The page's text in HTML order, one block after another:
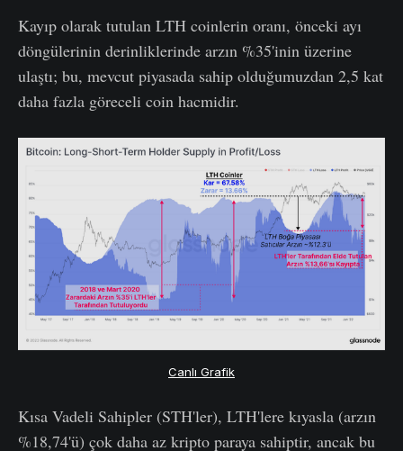
Kayıp olarak tutulan LTH coinlerin oranı, önceki ayı
döngülerinin derinliklerinde arzın %35'inin üzerine
ulaştı; bu, mevcut piyasada sahip olduğumuzdan 2,5 kat
daha fazla göreceli coin hacmidir.
Canlı Grafik
Kısa Vadeli Sahipler (STH'ler), LTH'lere kıyasla (arzın
%18,74'ü) çok daha az kripto paraya sahiptir, ancak bu